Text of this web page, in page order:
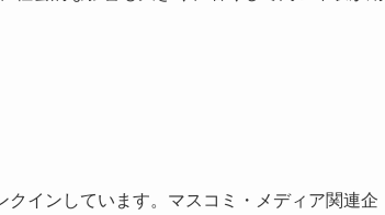
インしています。マスコミ・メディア関連企